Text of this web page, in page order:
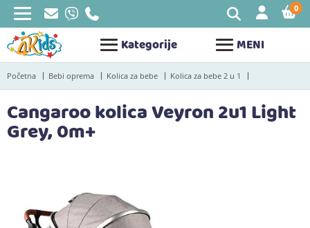
Kategorije MENI
0
Početna Bebi oprema Kolica za bebe Kolica za bebe 2 u 1
Cangaroo kolica Veyron 2u1 Light
Grey, 0m+